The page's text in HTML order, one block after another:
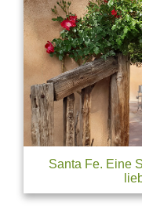
Santa Fe. Eine